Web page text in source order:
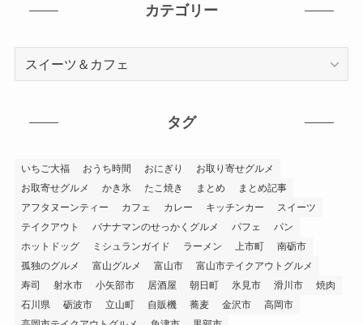
カテゴリー
タグ
いちご大福 おうち時間 おにぎり
お取り寄せグルメ
お取寄せグルメ
かき氷 たこ焼き まとめ
まとめ記事
アフタヌーンティー
カフェ カレー キッチンカー
スイーツ
テイクアウト
バナナマンのせっかくグルメ パフェ
パン
ホットドッグ
ミシュランガイド ラーメン 上市町
南砺市
孤独のグルメ
富山グルメ 富山市
富山市テイクアウトグルメ
寿司
射水市 小矢部市 居酒屋 朝日町 氷見市 滑川市
焼肉
石川県
砺波市 立山町 自販機 蕎麦 金沢市
高岡市